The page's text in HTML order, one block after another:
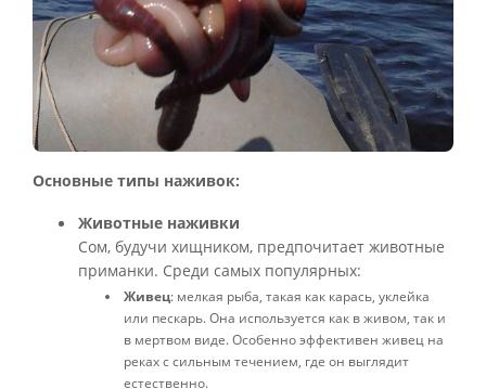
Основные типы наживок:
Животные наживки
Сом, будучи хищником, предпочитает животные
приманки. Среди самых популярных:
Живец: мелкая рыба, такая как карась, уклейка
или пескарь. Она используется как в живом, так и
в мертвом виде. Особенно эффективен живец на
реках с сильным течением, где он выглядит
естественно.